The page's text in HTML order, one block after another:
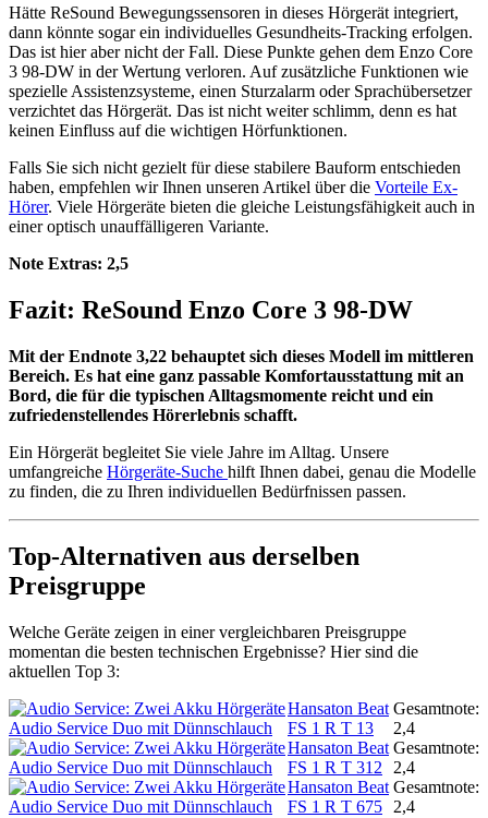
Hätte ReSound Bewegungssensoren in dieses Hörgerät integriert,
dann könnte sogar ein individuelles Gesundheits-Tracking erfolgen.
Das ist hier aber nicht der Fall. Diese Punkte gehen dem Enzo Core
3 98-DW in der Wertung verloren. Auf zusätzliche Funktionen wie
spezielle Assistenzsysteme, einen Sturzalarm oder Sprachübersetzer
verzichtet das Hörgerät. Das ist nicht weiter schlimm, denn es hat
keinen Einfluss auf die wichtigen Hörfunktionen.
Falls Sie sich nicht gezielt für diese stabilere Bauform entschieden
haben, empfehlen wir Ihnen unseren Artikel über die Vorteile Ex-
Hörer. Viele Hörgeräte bieten die gleiche Leistungsfähigkeit auch in
einer optisch unauffälligeren Variante.
Note Extras: 2,5
Fazit: ReSound Enzo Core 3 98-DW
Mit der Endnote 3,22 behauptet sich dieses Modell im mittleren
Bereich. Es hat eine ganz passable Komfortausstattung mit an
Bord, die für die typischen Alltagsmomente reicht und ein
zufriedenstellendes Hörerlebnis schafft.
Ein Hörgerät begleitet Sie viele Jahre im Alltag. Unsere
umfangreiche Hörgeräte-Suche hilft Ihnen dabei, genau die Modelle
zu finden, die zu Ihren individuellen Bedürfnissen passen.
Top-Alternativen aus derselben
Preisgruppe
Welche Geräte zeigen in einer vergleichbaren Preisgruppe
momentan die besten technischen Ergebnisse? Hier sind die
aktuellen Top 3:
Hansaton Beat
FS 1 R T 13
Gesamtnote:
2,4
Hansaton Beat
FS 1 R T 312
Gesamtnote:
2,4
Hansaton Beat
FS 1 R T 675
Gesamtnote:
2,4